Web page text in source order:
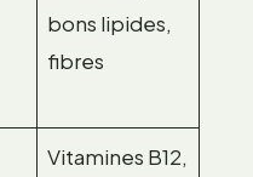
bons lipides,
fibres
Vitamines B12,